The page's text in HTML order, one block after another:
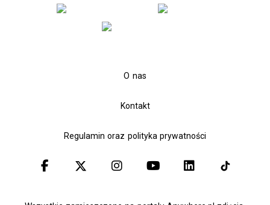
O nas
Kontakt
Regulamin oraz polityka prywatności